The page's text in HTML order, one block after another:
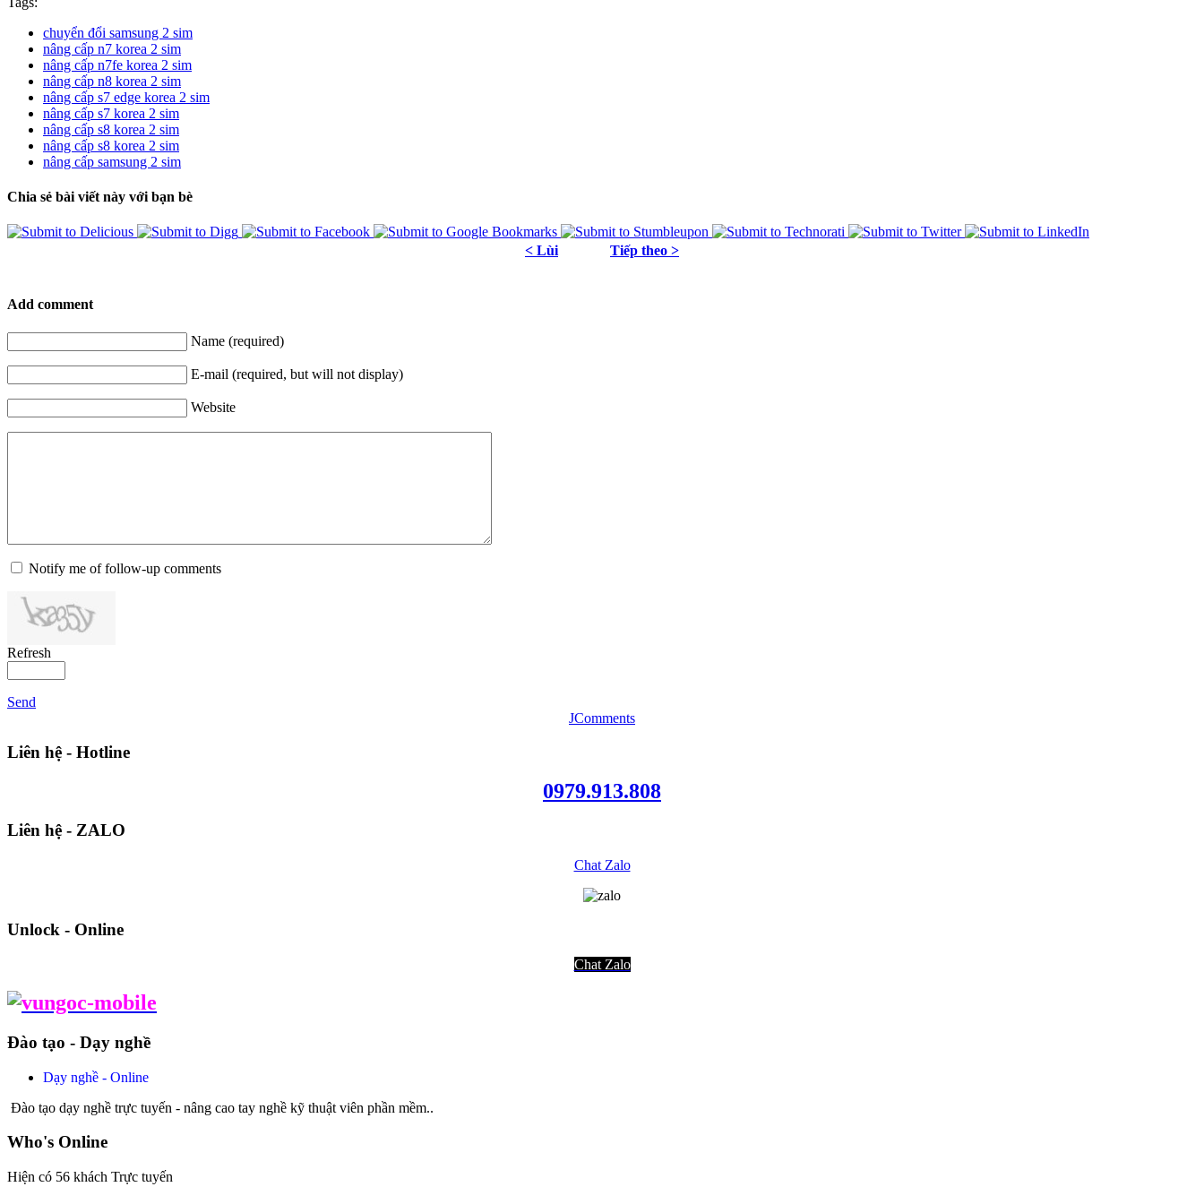
chuyển đổi samsung 2 sim
nâng cấp n7 korea 2 sim
nâng cấp n7fe korea 2 sim
nâng cấp n8 korea 2 sim
nâng cấp s7 edge korea 2 sim
nâng cấp s7 korea 2 sim
nâng cấp s8 korea 2 sim
nâng cấp s8 korea 2 sim
nâng cấp samsung 2 sim
Chia sẻ bài viết này với bạn bè
< Lùi Tiếp theo >
Add comment
Name (required)
E-mail (required, but will not display)
Website
Notify me of follow-up comments
Refresh
Send
JComments
Liên hệ - Hotline
0979.913.808
Liên hệ - ZALO
Chat Zalo
Unlock - Online
Chat Zalo
Đào tạo - Dạy nghề
Dạy nghề - Online
Đào tạo dạy nghề trực tuyến - nâng cao tay nghề kỹ thuật viên phần mềm..
Who's Online
Hiện có 56 khách Trực tuyến